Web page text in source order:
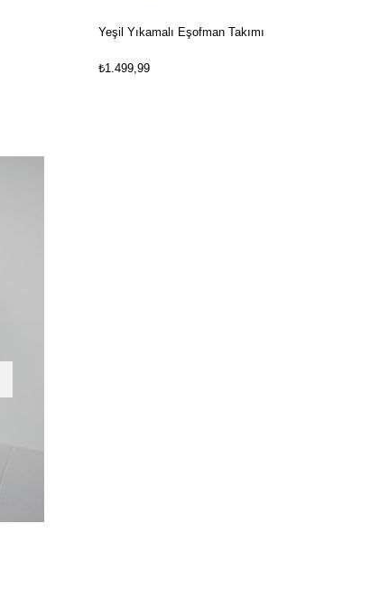
Yeşil Yıkamalı Eşofman Takımı
₺1.499,99